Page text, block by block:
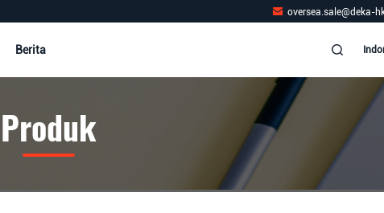
oversea.sale@deka-
Berita
Produk